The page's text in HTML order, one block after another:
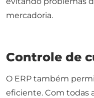
mercadoria.
Controle de
O ERP também
eficiente. Com todas